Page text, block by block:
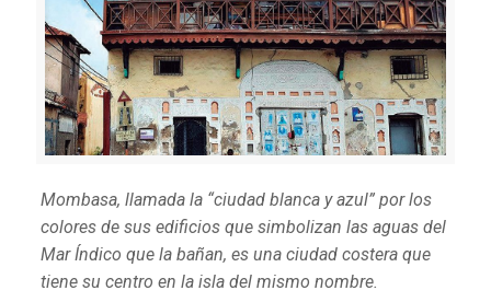
Mombasa, llamada la “ciudad blanca y azul” por los
colores de sus edificios que simbolizan las aguas del
Mar Índico que la bañan, es una ciudad costera que
tiene su centro en la isla del mismo nombre.